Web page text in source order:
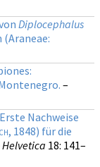
Diplocephalus
(Araneae:
–
Erste Nachweise
, 1848) für die
18: 141–